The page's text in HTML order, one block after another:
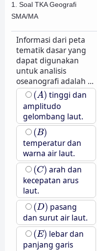
1. Soal TKA Geografi
SMA/MA
Informasi dari peta
tematik dasar yang
dapat digunakan
untuk analisis
oseanografi adalah ...
(A)
(A) tinggi dan
amplitudo
gelombang laut.
(B)
(B)
temperatur dan
warna air laut.
(C)
(C) arah dan
kecepatan arus
laut.
(D)
(D) pasang
dan surut air laut.
(E)
(E) lebar dan
panjang garis